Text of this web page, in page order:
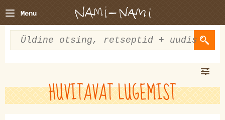
Menu
HUVITAVAT LUGEMIST